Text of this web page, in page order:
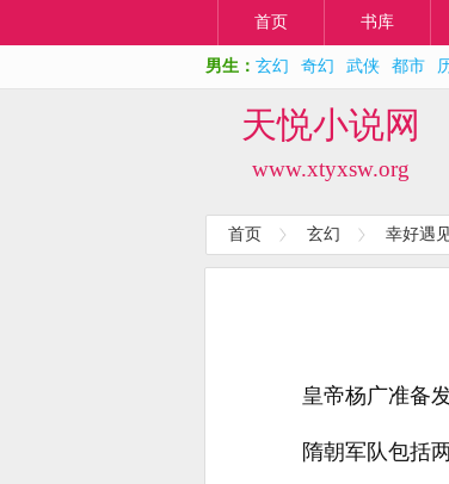
首页 书库
男生： 玄幻 奇幻 武侠 都市
天悦小说网
www.xtyxsw.org
首页 玄幻 幸好遇
皇帝杨广准备
隋朝军队包括